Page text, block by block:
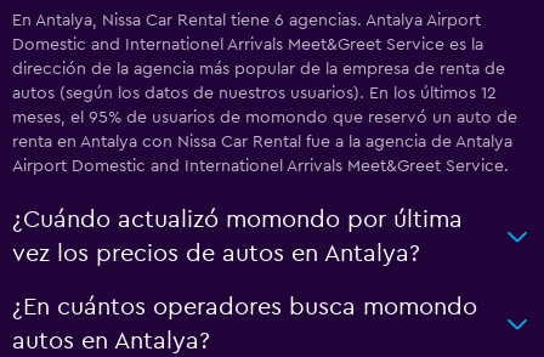
En Antalya, Nissa Car Rental tiene 6 agencias. Antalya Airport
Domestic and Internationel Arrivals Meet&Greet Service es la
dirección de la agencia más popular de la empresa de renta de
autos (según los datos de nuestros usuarios). En los últimos 12
meses, el 95% de usuarios de momondo que reservó un auto de
renta en Antalya con Nissa Car Rental fue a la agencia de Antalya
Airport Domestic and Internationel Arrivals Meet&Greet Service.
¿Cuándo actualizó momondo por última
vez los precios de autos en Antalya?
¿En cuántos operadores busca momondo
autos en Antalya?